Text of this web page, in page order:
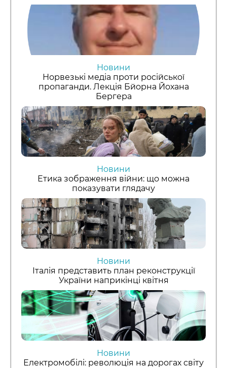
Новини
Норвезькі медіа проти російської
пропаганди. Лекція Бйорна Йохана
Бергера
Новини
Етика зображення війни: що можна
показувати глядачу
Новини
Італія представить план реконструкції
України наприкінці квітня
Новини
Електромобілі: революція на дорогах світу